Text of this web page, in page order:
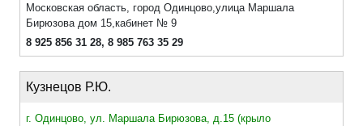
Московская область, город Одинцово,улица Маршала
Бирюзова дом 15,кабинет № 9
8 925 856 31 28, 8 985 763 35 29
Кузнецов Р.Ю.
г. Одинцово, ул. Маршала Бирюзова, д.15 (крыло